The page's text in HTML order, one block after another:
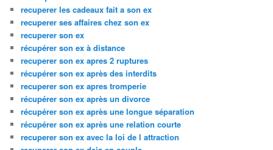
recuperer les cadeaux fait a son ex
recuperer ses affaires chez son ex
recuperer son ex
récupérer son ex à distance
recuperer son ex apres 2 ruptures
récupérer son ex après des interdits
recuperer son ex apres tromperie
récupérer son ex après un divorce
récupérer son ex après une longue séparation
récupérer son ex après une relation courte
recuperer son ex avec la loi de l attraction